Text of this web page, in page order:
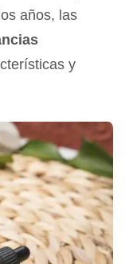
años, las
y